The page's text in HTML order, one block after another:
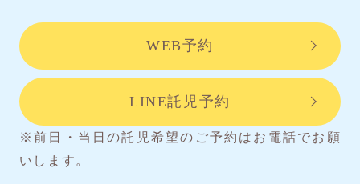
WEB予約
LINE託児予約
※前日・当日の託児希望のご予約はお電話でお願
いします。